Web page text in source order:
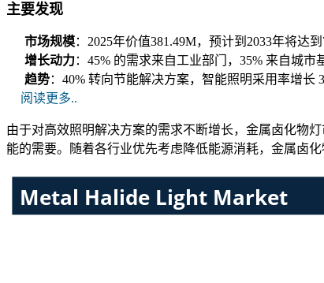
主要发现
市场规模：2025年价值381.49M，预计到2033年将达到
增长动力：45% 的需求来自工业部门，35% 来自城市
趋势：40% 转向节能解决方案，智能照明采用率增长
阅读更多..
由于对高效照明解决方案的需求不断增长，金属卤化物
能的需要。随着各行业优先考虑降低能源消耗，金属卤